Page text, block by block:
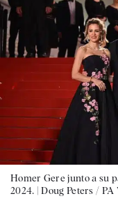
Homer Gere junto a su
2024. |Doug Peters /